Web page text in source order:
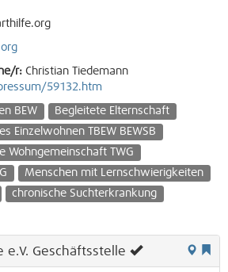
r: Christian Tiedemann
59132.htm
BEW
Begleitete Elternschaft
Einzelwohnen TBEW BEWSB
Wohngemeinschaft TWG
Menschen mit Lernschwierigkeiten
chronische Suchterkrankung
e.V. Geschäftsstelle